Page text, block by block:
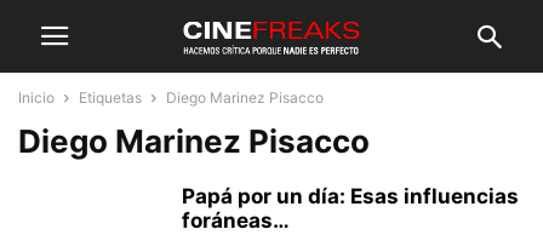
Inicio Etiquetas Diego Marinez Pisacco
Diego Marinez Pisacco
Papá por un día: Esas influencias
foráneas…